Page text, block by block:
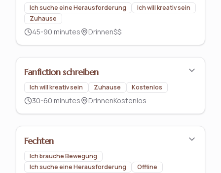
Ich suche eine Herausforderung
Ich will kreativ sein
Zuhause
45-90 minutes Drinnen$$
Fanfiction schreiben
Ich will kreativ sein Zuhause Kostenlos
30-60 minutes DrinnenKostenlos
Fechten
Ich brauche Bewegung
Ich suche eine Herausforderung
Offline